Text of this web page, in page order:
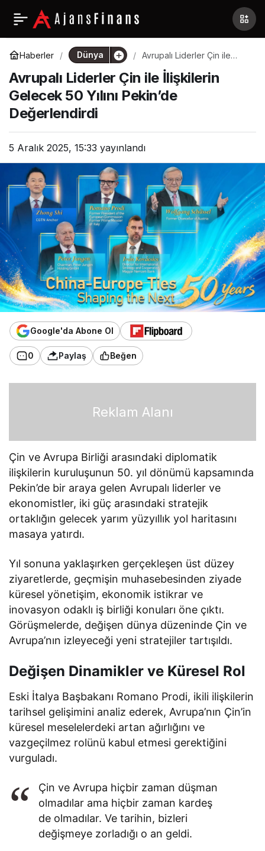
Haberler Dünya
Avrupalı Liderler Çin ile
Pekin’de Değerlendirdi
Avrupalı Liderler Çin ile İlişkilerin
Gelecek 50 Yılını Pekin’de
Değerlendirdi
5 Aralık 2025, 15:33 yayınlandı
Google'da Abone Ol
0 Paylaş Beğen
Reklam Alanı
Çin ve Avrupa Birliği arasındaki diplomatik
ilişkilerin kuruluşunun 50. yıl dönümü kapsamında
Pekin’de bir araya gelen Avrupalı liderler ve
ekonomistler, iki güç arasındaki stratejik
ortaklığın gelecek yarım yüzyıllık yol haritasını
masaya yatırdı.
Yıl sonuna yaklaşırken gerçekleşen üst düzey
ziyaretlerde, geçmişin muhasebesinden ziyade
küresel yönetişim, ekonomik istikrar ve
inovasyon odaklı iş birliği konuları öne çıktı.
Görüşmelerde, değişen dünya düzeninde Çin ve
Avrupa’nın izleyeceği yeni stratejiler tartışıldı.
Değişen Dinamikler ve Küresel Rol
Eski İtalya Başbakanı Romano Prodi, ikili ilişkilerin
tarihsel gelişimini analiz ederek, Avrupa’nın Çin’in
küresel meselelerdeki artan ağırlığını ve
vazgeçilmez rolünü kabul etmesi gerektiğini
vurguladı.
Çin ve Avrupa hiçbir zaman düşman
olmadılar ama hiçbir zaman kardeş
de olmadılar. Ve tarihin, bizleri
değişmeye zorladığı o an geldi.